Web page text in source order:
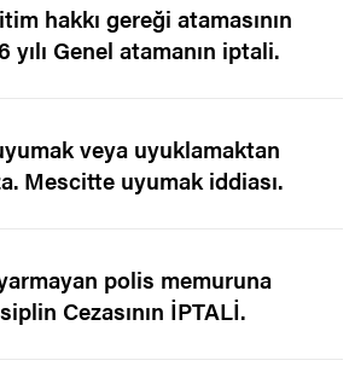
hakkı gereği atamasının
yılı Genel atamanın iptali.
veya uyuklamaktan
Mescitte uyumak iddiası.
polis memuruna
Cezasının İPTALİ.